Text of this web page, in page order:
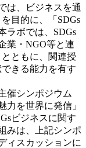
は、ビジネスを通
目的に、「SDGs
ラボでは、SDGs
業・NGO等と連
ともに、関連授
きる能力を有す
催シンポジウム
力を世界に発信」
ビジネスに関す
みは、上記シンポ
ィスカッションに